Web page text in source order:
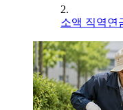
2.
소액 직역연